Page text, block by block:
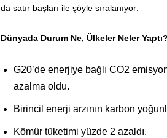
da satır başları ile şöyle sıralanıyor:
Dünyada Durum Ne, Ülkeler Neler Yaptı?
G20’de enerjiye bağlı CO2
azalma oldu.
Birincil enerji arzının karbon
Kömür tüketimi yüzde 2 azaldı.